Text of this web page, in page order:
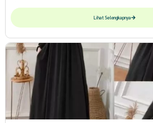
Lihat Selengkapnya